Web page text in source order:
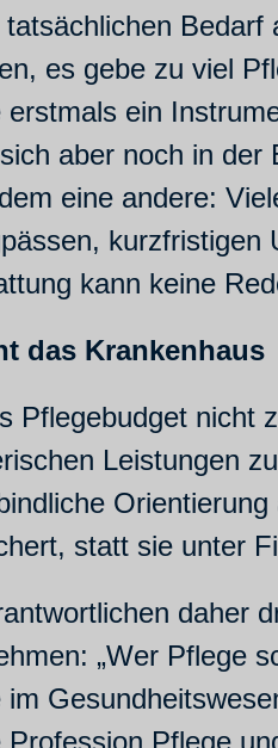
es gebe zu viel
ein
aber noch in der
eine andere:
kann keine
das Krankenhaus
Pflegebudget nicht
Leistungen
statt sie unter
daher
„Wer Pflege
Pflege